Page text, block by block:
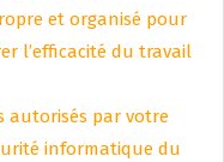
et organisé pour
l’efficacité du travail
autorisés par votre
informatique du